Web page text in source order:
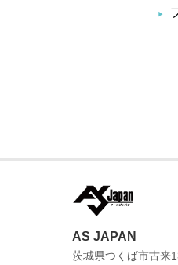
AS JAPAN
茨城県つくば市古来